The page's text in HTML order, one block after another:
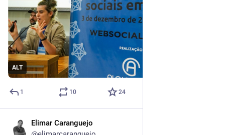
ALT
1 10 24
Elimar Caranguejo